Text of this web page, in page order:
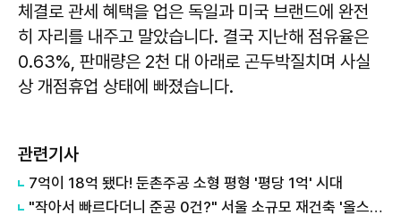
체결로 관세 혜택을 업은 독일과 미국 브랜드에 완전
히 자리를 내주고 말았습니다. 결국 지난해 점유율은
0.63%, 판매량은 2천 대 아래로 곤두박질치며 사실
상 개점휴업 상태에 빠졌습니다.
관련기사
7억이 18억 됐다! 둔촌주공 소형 평형 '평당 1억' 시대
"작아서 빠르다더니 준공 0건?" 서울 소규모 재건축 '올스톱'… 5년 뒤 신축 입주 절벽 오나